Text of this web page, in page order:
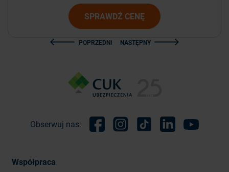
SPRAWDŹ CENĘ
POPRZEDNI NASTĘPNY
Obserwuj nas:
Współpraca